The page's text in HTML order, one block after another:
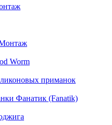
Worm
приманок
Фанатик (Fanatik)